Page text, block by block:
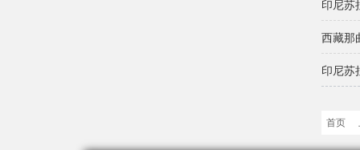
印尼苏
西藏那
印尼苏
首页